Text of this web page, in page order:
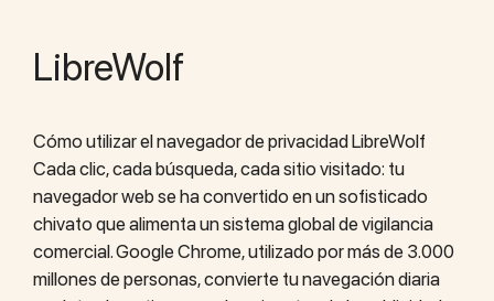
LibreWolf
Cómo utilizar el navegador de privacidad LibreWolf
Cada clic, cada búsqueda, cada sitio visitado: tu
navegador web se ha convertido en un sofisticado
chivato que alimenta un sistema global de vigilancia
comercial. Google Chrome, utilizado por más de 3.000
millones de personas, convierte tu navegación diaria